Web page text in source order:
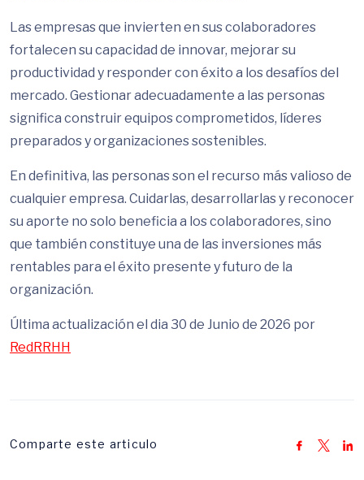
Las empresas que invierten en sus colaboradores
fortalecen su capacidad de innovar, mejorar su
productividad y responder con éxito a los desafíos del
mercado. Gestionar adecuadamente a las personas
significa construir equipos comprometidos, líderes
preparados y organizaciones sostenibles.
En definitiva, las personas son el recurso más valioso de
cualquier empresa. Cuidarlas, desarrollarlas y reconocer
su aporte no solo beneficia a los colaboradores, sino
que también constituye una de las inversiones más
rentables para el éxito presente y futuro de la
organización.
Última actualización el dia 30 de Junio de 2026 por
RedRRHH
Comparte este articulo